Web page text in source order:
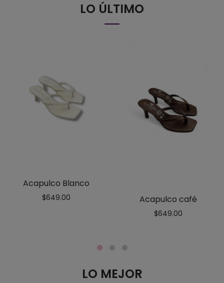
LO ÚLTIMO
Acapulco Blanco
$649.00 Acapulco café
$649.00
LO MEJOR